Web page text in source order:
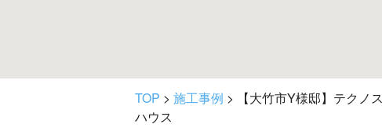
TOP > 施工事例 > 【大竹市Y様邸】テクノ
ハウス